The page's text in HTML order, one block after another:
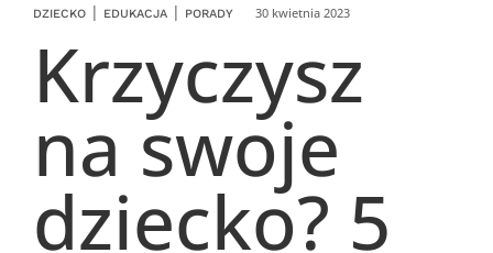
DZIECKO | EDUKACJA | PORADY 30 kwietnia 2023
Krzyczysz
na swoje
dziecko? 5